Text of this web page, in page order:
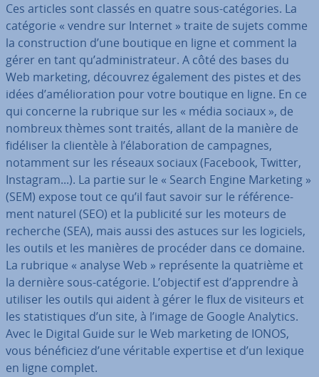
Ces articles sont classés en quatre sous-ca­té­go­ries. La
catégorie « vendre sur Internet » traite de sujets comme
la cons­truc­tion d’une boutique en ligne et comment la
gérer en tant qu’ad­mi­nis­tra­teur. A côté des bases du
Web marketing, découvrez également des pistes et des
idées d’amé­lio­ra­tion pour votre boutique en ligne. En ce
qui concerne la rubrique sur les « média sociaux », de
nombreux thèmes sont traités, allant de la manière de
fidéliser la clientèle à l’éla­bo­ra­tion de campagnes,
notamment sur les réseaux sociaux (Facebook, Twitter,
Instagram...). La partie sur le « Search Engine Marketing »
(SEM) expose tout ce qu’il faut savoir sur le ré­fé­ren­ce­
ment naturel (SEO) et la publicité sur les moteurs de
recherche (SEA), mais aussi des astuces sur les logiciels,
les outils et les manières de procéder dans ce domaine.
La rubrique « analyse Web » re­pré­sente la quatrième et
la dernière sous-catégorie. L’objectif est d’apprendre à
utiliser les outils qui aident à gérer le flux de visiteurs et
les sta­tis­tiques d’un site, à l’image de Google Analytics.
Avec le Digital Guide sur le Web marketing de IONOS,
vous bé­né­fi­ciez d’une véritable expertise et d’un lexique
en ligne complet.